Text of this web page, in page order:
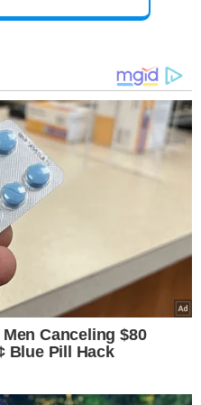
IA definiu os 16 times que
Segundo a previsão
como Real Madrid, Bayern
representantes
e Fluminense.
Benfica
Plate